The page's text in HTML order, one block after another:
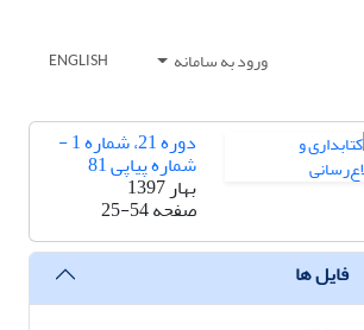
ورود به سامانه ENGLISH
دوره 21، شماره 1 -
شماره پیاپی 81
بهار 1397
صفحه25-54
فایل ها